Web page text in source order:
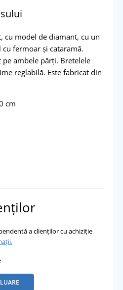
cu model de diamant, cu un
fermoar și cataramă.
pe ambele părți. Bretelele
reglabilă. Este fabricat din
cm
a clienților cu achiziție